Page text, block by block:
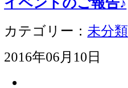
カテゴリー： 未分類
2016年06月10日